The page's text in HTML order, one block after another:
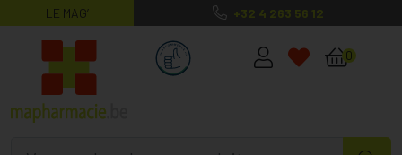
LE MAG’ +32 4 263 56 12
MaPharmacie.be ma santé, mes
0